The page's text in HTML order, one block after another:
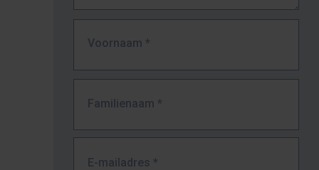
Voornaam *
Familienaam *
E-mailadres *